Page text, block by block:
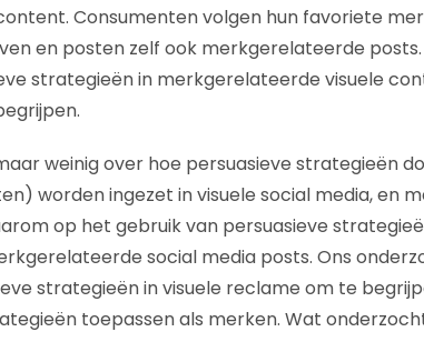
Consumenten volgen hun favoriete
en posten zelf ook merkgerelateerde
strategieën in merkgerelateerde visuele
weinig over hoe persuasieve strategieën
worden ingezet in visuele social media, en
op het gebruik van persuasieve
social media posts. Ons
strategieën in visuele reclame om te
toepassen als merken. Wat